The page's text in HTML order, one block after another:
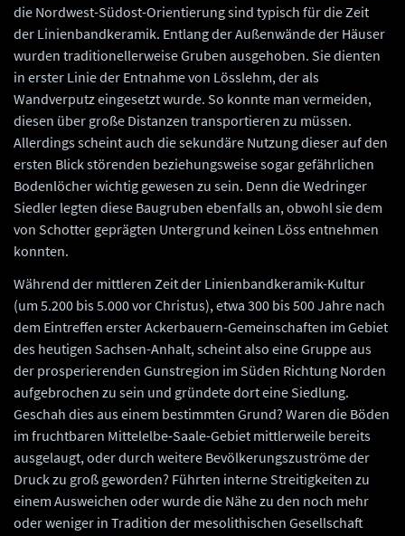
die Nordwest-Südost-Orientierung sind typisch für die Zeit
der Linienbandkeramik. Entlang der Außenwände der Häuser
wurden traditionellerweise Gruben ausgehoben. Sie dienten
in erster Linie der Entnahme von Lösslehm, der als
Wandverputz eingesetzt wurde. So konnte man vermeiden,
diesen über große Distanzen transportieren zu müssen.
Allerdings scheint auch die sekundäre Nutzung dieser auf den
ersten Blick störenden beziehungsweise sogar gefährlichen
Bodenlöcher wichtig gewesen zu sein. Denn die Wedringer
Siedler legten diese Baugruben ebenfalls an, obwohl sie dem
von Schotter geprägten Untergrund keinen Löss entnehmen
konnten.
Während der mittleren Zeit der Linienbandkeramik-Kultur
(um 5.200 bis 5.000 vor Christus), etwa 300 bis 500 Jahre nach
dem Eintreffen erster Ackerbauern-Gemeinschaften im Gebiet
des heutigen Sachsen-Anhalt, scheint also eine Gruppe aus
der prosperierenden Gunstregion im Süden Richtung Norden
aufgebrochen zu sein und gründete dort eine Siedlung.
Geschah dies aus einem bestimmten Grund? Waren die Böden
im fruchtbaren Mittelelbe-Saale-Gebiet mittlerweile bereits
ausgelaugt, oder durch weitere Bevölkerungszuströme der
Druck zu groß geworden? Führten interne Streitigkeiten zu
einem Ausweichen oder wurde die Nähe zu den noch mehr
oder weniger in Tradition der mesolithischen Gesellschaft